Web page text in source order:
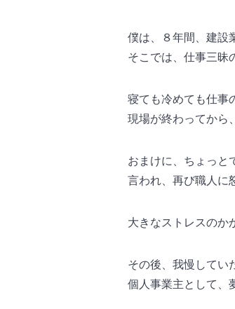
僕は、８年間、建設
そこでは、仕事三昧
寝ても冷めても仕事
現場が終わってから
おまけに、ちょっと
言われ、再び職人に
大きなストレスのか
その後、我慢してい
個人事業主として、